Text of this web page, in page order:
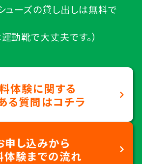
ューズの貸し出しは無料で
動靴で大丈夫です。）
体験に関する
る質問はコチラ
申し込みから
体験までの流れ